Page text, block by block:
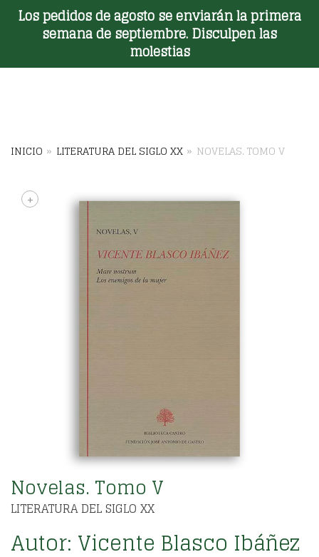
Los pedidos de agosto se enviarán la primera
semana de septiembre. Disculpen las
molestias
Toggle Menu
INICIO » LITERATURA DEL SIGLO XX » NOVELAS. TOMO V
+
Novelas. Tomo V
LITERATURA DEL SIGLO XX
Autor: Vicente Blasco Ibáñez